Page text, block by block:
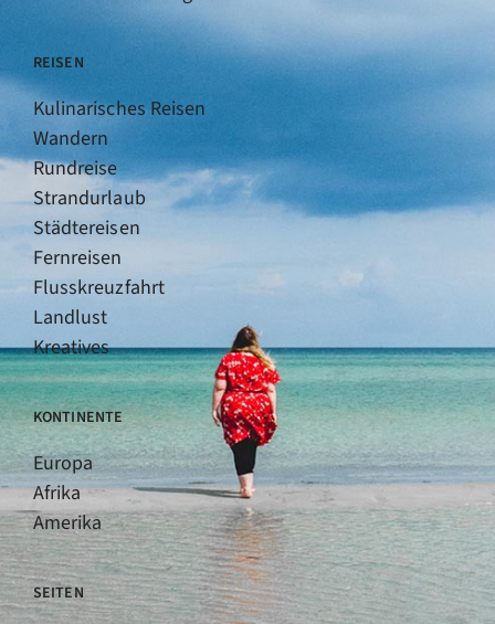
REISEN
Kulinarisches Reisen
Wandern
Rundreise
Strandurlaub
Städtereisen
Fernreisen
Flusskreuzfahrt
Landlust
Kreatives
KONTINENTE
Europa
Afrika
Amerika
SEITEN